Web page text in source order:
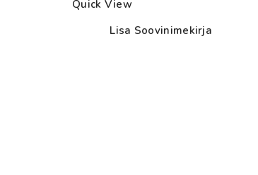
Quick View
Lisa Soovinimekirja